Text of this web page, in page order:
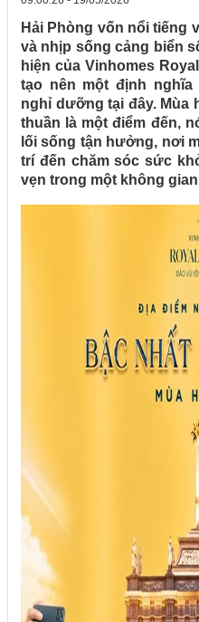
Hải Phòng vốn nổi tiếng
và nhịp sống cảng biển
hiện của Vinhomes
tạo nên một định
nghỉ dưỡng tại đây. Mùa
thuần là một điểm đến,
lối sống tận hưởng, nơi
trí đến chăm sóc sức
vẹn trong một không